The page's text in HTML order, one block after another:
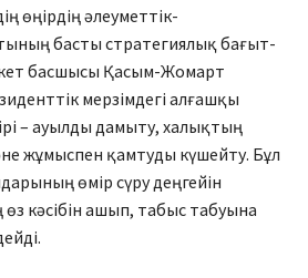
өңірдің әлеуметтік-
басты стратегиялық бағыт­
басшысы Қасым-Жомарт
мерзімдегі алғашқы
– ауылды дамыту, халықтың
жұмыспен қамтуды күшейту. Бұл
өмір сүру деңгейін
кәсібін ашып, табыс табуына